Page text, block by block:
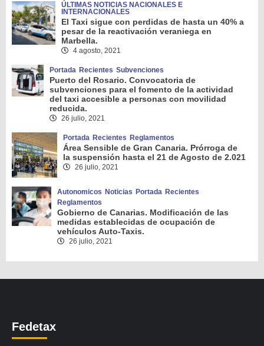
ÚLTIMAS NOTICIAS NACIONALES E
INTERNACIONALES
El Taxi sigue con perdidas de hasta un 40% a
pesar de la reactivación veraniega en
Marbella.
4 agosto, 2021
Portada Recientes Subvenciones
Puerto del Rosario. Convocatoria de
subvenciones para el fomento de la actividad
del taxi accesible a personas con movilidad
reducida.
26 julio, 2021
Portada Recientes Reglamentos
Área Sensible de Gran Canaria. Prórroga de
la suspensión hasta el 21 de Agosto de 2.021
26 julio, 2021
Autonomicos Noticias Portada Recientes
Reglamentos
Gobierno de Canarias. Modificación de las
medidas establecidas de ocupación de
vehículos Auto-Taxis.
26 julio, 2021
Fedetax